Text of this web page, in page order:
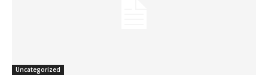
Uncategorized